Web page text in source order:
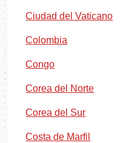
Ciudad del Vaticano
Colombia
Congo
Corea del Norte
Corea del Sur
Costa de Marfil